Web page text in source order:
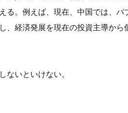
。例えば、現在、中国では、バ
経済発展を現在の投資主導から
ないといけない。